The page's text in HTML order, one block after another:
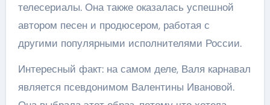
телесериалы. Она также оказалась успешной
автором песен и продюсером, работая с
другими популярными исполнителями России.
Интересный факт: на самом деле, Валя карнавал
является псевдонимом Валентины Ивановой.